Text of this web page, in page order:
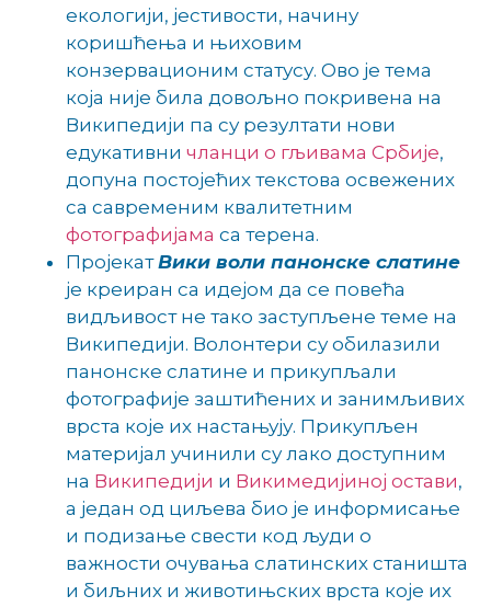
екологији, јестивости, начину
коришћења и њиховим
конзервационим статусу. Ово је тема
која није била довољно покривена на
Википедији па су резултати нови
едукативни чланци о гљивама Србије,
допуна постојећих текстова освежених
са савременим квалитетним
фотографијама са терена.
ПројекатВики воли панонске слатине
је креиран са идејом да се повећа
видљивост не тако заступљене теме на
Википедији. Волонтери су обилазили
панонске слатине и прикупљали
фотографије заштићених и занимљивих
врста које их настањују. Прикупљен
материјал учинили су лако доступним
на Википедији и Викимедијиној остави,
а један од циљева био је информисање
и подизање свести код људи о
важности очувања слатинских станишта
и биљних и животињских врста које их